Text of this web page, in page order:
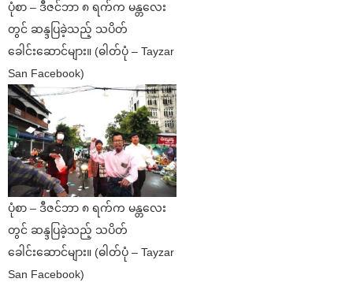
ပုံစာ – ဒီဇင်ဘာ ၈ ရက်က မန္တလေး
တွင် ဆန္ဒပြခဲ့သည့် သပိတ်
ခေါင်းဆောင်များ။ (ဓါတ်ပုံ – Tayzar
San Facebook)
ပုံစာ – ဒီဇင်ဘာ ၈ ရက်က မန္တလေး
တွင် ဆန္ဒပြခဲ့သည့် သပိတ်
ခေါင်းဆောင်များ။ (ဓါတ်ပုံ – Tayzar
San Facebook)